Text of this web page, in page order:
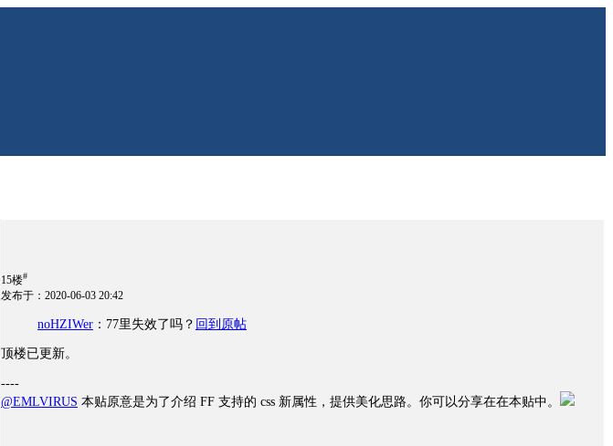
15楼#
发布于：2020-06-03 20:42
noHZIWer ：77里失效了吗？ 回到原帖
顶楼已更新。
----
@EMLVIRUS 本贴原意是为了介绍 FF 支持的 css 新属性，提供美化思路。你可以分享在在本贴中。